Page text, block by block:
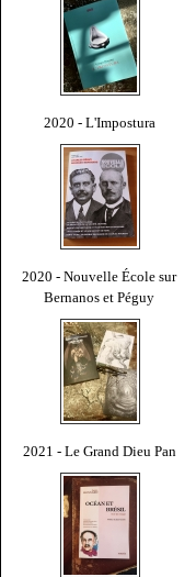
2020 - L'Impostura
2020 - Nouvelle École sur
Bernanos et Péguy
2021 - Le Grand Dieu Pan